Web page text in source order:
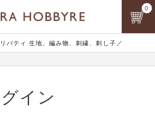
バティ 生地、編み物、刺繍、刺し子／
0
イン